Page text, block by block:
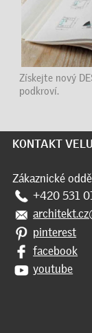
Získejte nový
podkroví.
KONTAKT
Zákaznické
+420 531
pinterest
facebook
youtube